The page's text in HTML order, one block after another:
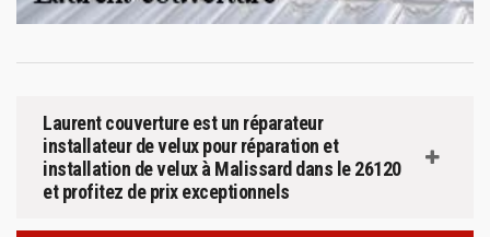
Laurent couverture est un réparateur
installateur de velux pour réparation et
installation de velux à Malissard dans le 26120
et profitez de prix exceptionnels